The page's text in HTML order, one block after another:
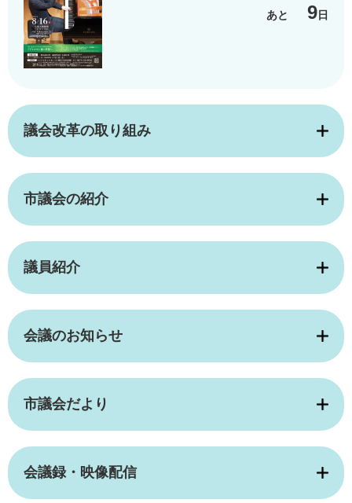
あと 9日
議会改革の取り組み
市議会の紹介
議員紹介
会議のお知らせ
市議会だより
会議録・映像配信